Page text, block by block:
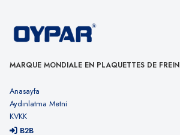
MARQUE MONDIALE EN PLAQUETTES DE FREIN
Anasayfa
Aydınlatma Metni
KVKK
B2B